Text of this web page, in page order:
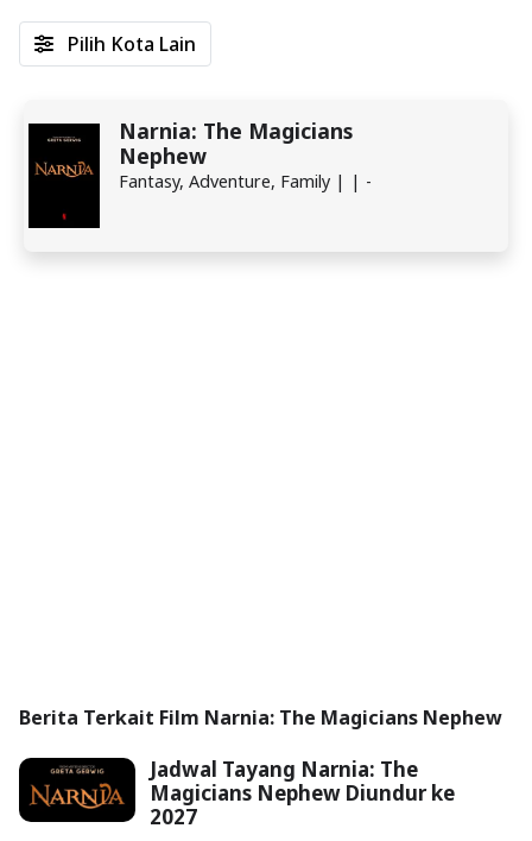
Narnia: The Magicians
Nephew
Fantasy, Adventure, Family | | -
Pilih Kota Lain
Berita Terkait Film Narnia: The Magicians Nephew
Jadwal Tayang Narnia: The
Magicians Nephew Diundur ke
2027